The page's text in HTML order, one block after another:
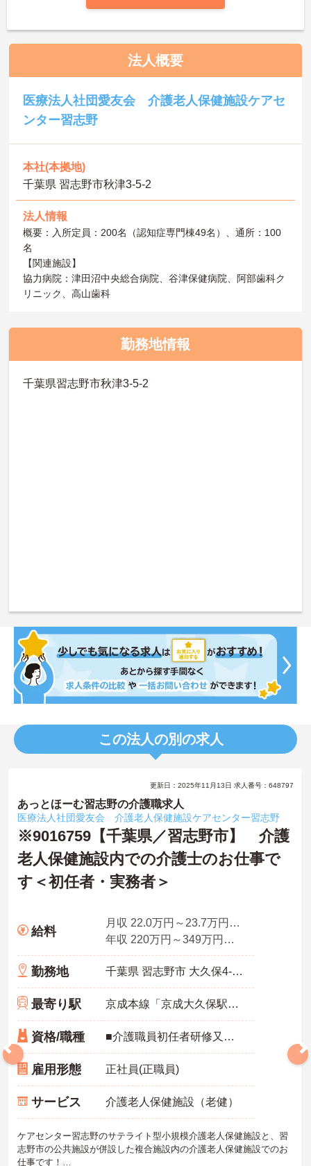
法人概要
医療法人社団愛友会 介護老人保健施設ケアセ
ンター習志野
本社(本拠地)
千葉県 習志野市秋津3-5-2
法人情報
概要：入所定員：200名（認知症専門棟49名）、通所：100
名
【関連施設】
協力病院：津田沼中央総合病院、谷津保健病院、阿部歯科ク
リニック、高山歯科
勤務地情報
千葉県習志野市秋津3-5-2
この法人の別の求人
更新日：2025年11月13日 求人番号：648797
あっとほーむ習志野の介護職求人
医療法人社団愛友会 介護老人保健施設ケアセンター習志野
※9016759【千葉県／習志野市】 介護
老人保健施設内での介護士のお仕事で
す＜初任者・実務者＞
給料
月収 22.0万円～23.7万円程度（夜勤手当4回分＋諸手当含む）
年収 220万円～349万円程度（賞与3.8ヵ月の場合）
勤務地 千葉県 習志野市 大久保4-2-11
最寄り駅 京成本線「京成大久保駅」徒歩12分
資格/職種 ■介護職員初任者研修又はホームヘルパー2級以上の資格をお持ちの方
雇用形態 正社員(正職員)
サービス 介護老人保健施設（老健）
ケアセンター習志野のサテライト型小規模介護老人保健施設と、習
志野市の公共施設が併設した複合施設内の介護老人保健施設でのお
仕事です！